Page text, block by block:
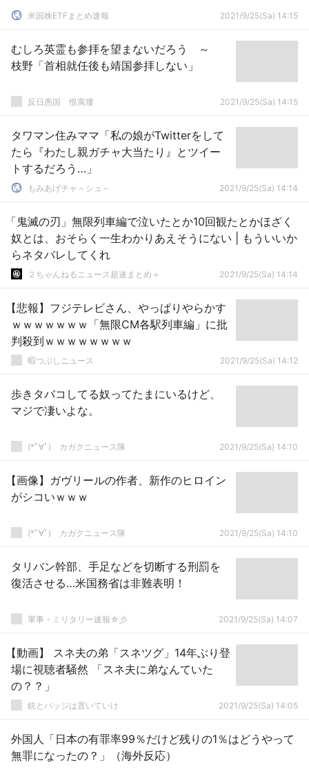
米国株ETFまとめ速報 2021/9/25(Sa) 14:15
むしろ英霊も参拝を望まないだろう ～
枝野「首相就任後も靖国参拝しない」
反日愚国 恨寓瘻 2021/9/25(Sa) 14:15
タワマン住みママ「私の娘がTwitterをして
たら『わたし親ガチャ大当たり』とツイー
トするだろう…」
もみあげチャ～シュ～ 2021/9/25(Sa) 14:14
「鬼滅の刃」無限列車編で泣いたとか10回観たとかほざく
奴とは、おそらく一生わかりあえそうにない | もういいか
らネタバレしてくれ
２ちゃんねるニュース超速まとめ＋ 2021/9/25(Sa) 14:14
【悲報】フジテレビさん、やっぱりやらかす
ｗｗｗｗｗｗｗ「無限CM各駅列車編」に批
判殺到ｗｗｗｗｗｗｗｗ
暇つぶしニュース 2021/9/25(Sa) 14:12
歩きタバコしてる奴ってたまにいるけど、
マジで凄いよな。
(*ﾟ∀ﾟ)ゞカガクニュース隊 2021/9/25(Sa) 14:10
【画像】ガヴリールの作者、新作のヒロイン
がシコいｗｗｗ
(*ﾟ∀ﾟ)ゞカガクニュース隊 2021/9/25(Sa) 14:10
タリバン幹部、手足などを切断する刑罰を
復活させる…米国務省は非難表明！
軍事・ミリタリー速報☆彡 2021/9/25(Sa) 14:07
【動画】 スネ夫の弟「スネツグ」14年ぶり登
場に視聴者騒然 「スネ夫に弟なんていた
の？？」
銃とバッジは置いていけ 2021/9/25(Sa) 14:05
外国人「日本の有罪率99％だけど残りの1％はどうやって
無罪になったの？」（海外反応）